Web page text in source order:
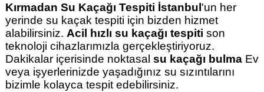
Kırmadan Su Kaçağı Tespiti İstanbul 'un her
yerinde su kaçak tespiti için bizden hizmet
alabilirsiniz. Acil hızlı su kaçağı tespiti son
teknoloji cihazlarımızla gerçekleştiriyoruz.
Dakikalar içerisinde noktasal su kaçağı bulmaEv
veya işyerlerinizde yaşadığınız su sızıntılarını
bizimle kolayca tespit edebilirsiniz.